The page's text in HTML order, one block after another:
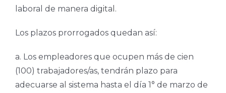
laboral de manera digital.
Los plazos prorrogados quedan así:
a. Los empleadores que ocupen más de cien
(100) trabajadores/as, tendrán plazo para
adecuarse al sistema hasta el día 1° de marzo de